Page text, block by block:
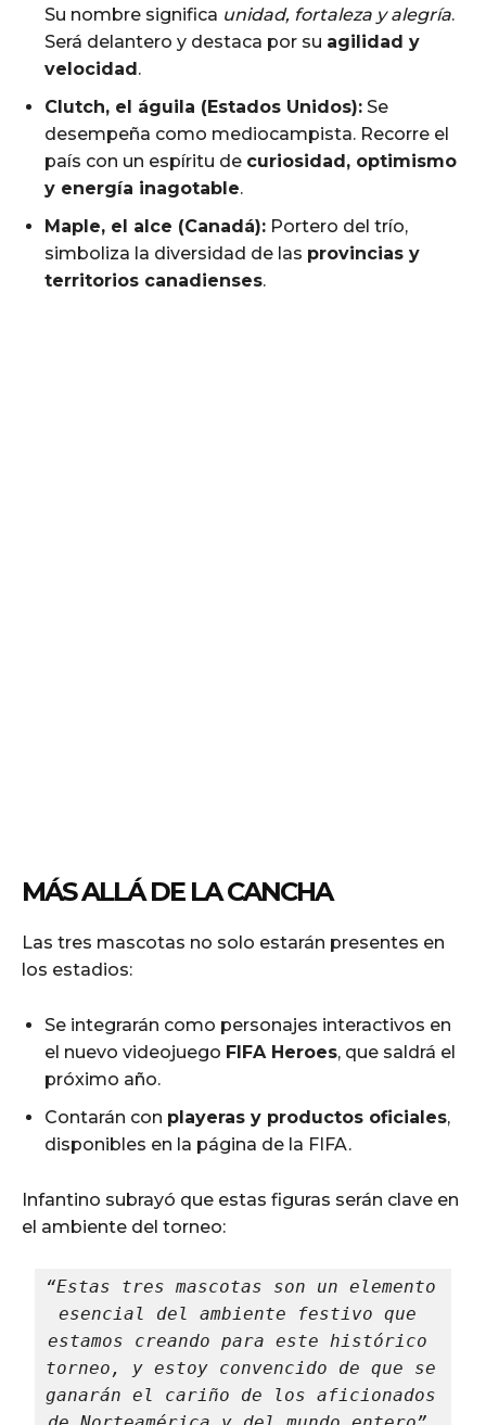
Su nombre significa unidad, fortaleza y alegría.
Será delantero y destaca por su agilidad y
velocidad .
Clutch, el águila (Estados Unidos): Se
desempeña como mediocampista. Recorre el
país con un espíritu de curiosidad, optimismo
y energía inagotable.
Maple, el alce (Canadá): Portero del trío,
simboliza la diversidad de las provincias y
territorios canadienses.
MÁS ALLÁ DE LA CANCHA
Las tres mascotas no solo estarán presentes en
los estadios:
Se integrarán como personajes interactivos en
el nuevo videojuego FIFA Heroes, que saldrá el
próximo año.
Contarán con playeras y productos oficiales,
disponibles en la página de la FIFA.
Infantino subrayó que estas figuras serán clave en
el ambiente del torneo:
“Estas tres mascotas son un elemento
esencial del ambiente festivo que
estamos creando para este histórico
torneo, y estoy convencido de que se
ganarán el cariño de los aficionados